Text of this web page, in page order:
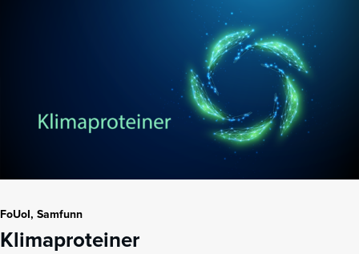
FoUoI, Samfunn
Klimaproteiner